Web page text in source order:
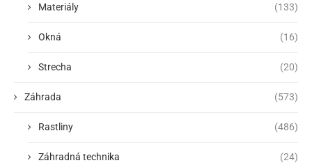
Materiály (133)
Okná (16)
Strecha (20)
Záhrada (573)
Rastliny (486)
Záhradná technika (24)